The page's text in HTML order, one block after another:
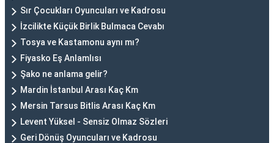
Sır Çocukları Oyuncuları ve Kadrosu
İzcilikte Küçük Birlik Bulmaca Cevabı
Tosya ve Kastamonu aynı mı?
Fiyasko Eş Anlamlısı
Şako ne anlama gelir?
Mardin İstanbul Arası Kaç Km
Mersin Tarsus Bitlis Arası Kaç Km
Levent Yüksel - Sensiz Olmaz Sözleri
Geri Dönüş Oyuncuları ve Kadrosu